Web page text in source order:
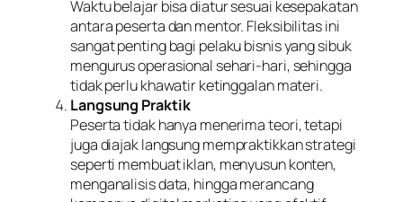
Waktu belajar bisa diatur sesuai kesepakatan
antara peserta dan mentor. Fleksibilitas ini
sangat penting bagi pelaku bisnis yang sibuk
mengurus operasional sehari-hari, sehingga
tidak perlu khawatir ketinggalan materi.
Langsung Praktik
Peserta tidak hanya menerima teori, tetapi
juga diajak langsung mempraktikkan strategi
seperti membuat iklan, menyusun konten,
menganalisis data, hingga merancang